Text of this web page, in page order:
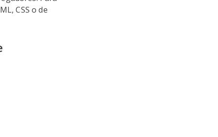
CSS o de